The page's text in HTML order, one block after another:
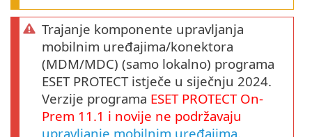
Trajanje komponente upravljanja
mobilnim uređajima/konektora
(MDM/MDC) (samo lokalno) programa
ESET PROTECT istječe u siječnju 2024.
Verzije programa ESET PROTECT On-
Prem 11.1 i novije ne podržavaju
upravljanje mobilnim uređajima